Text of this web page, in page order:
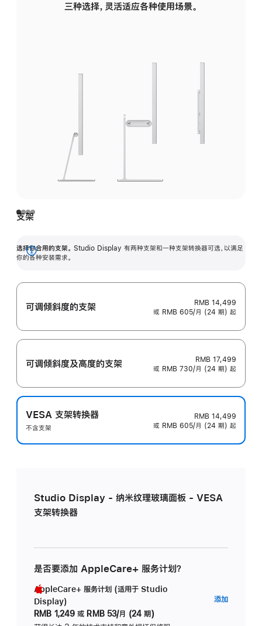
三种选择，灵活适应各种使用场景。
支架
选择你合用的支架。 Studio Display 有两种支架和一种支架转换器可选，以满足
你的各种安装需求。
展
可调倾斜度的支架
RMB 14,499
或 RMB 605/月 (24 期) 起
可调倾斜度及高‍度的支‍架
RMB 17,499
或 RMB 730/月 (24 期) 起
VESA 支架转换器
不含支架
RMB 14,499
或 RMB 605/月 (24 期) 起
Studio Display - 纳米纹理玻璃面板 - VESA
支架转换器
是否要添加 AppleCare+ 服务计划？
AppleCare+ 服务计划 (适用于 Studio
Display)
RMB 1,249 或 RMB 53/月 (24 期)
添加